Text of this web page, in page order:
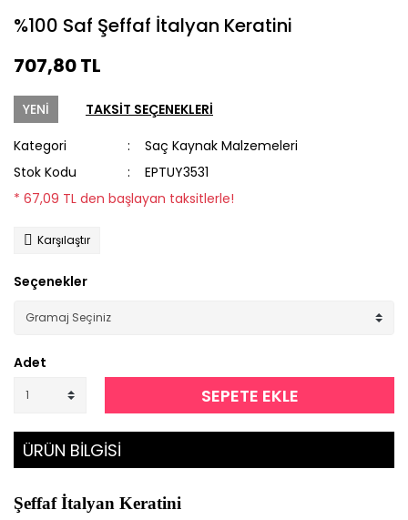
%100 Saf Şeffaf İtalyan Keratini
707,80 TL
YENİ TAKSİT SEÇENEKLERİ
Kategori
Saç Kaynak Malzemeleri
Stok Kodu
EPTUY3531
* 67,09 TL den başlayan taksitlerle!
Karşılaştır
Seçenekler
Adet
SEPETE EKLE
ÜRÜN BİLGİSİ
Şeffaf İtalyan Keratini